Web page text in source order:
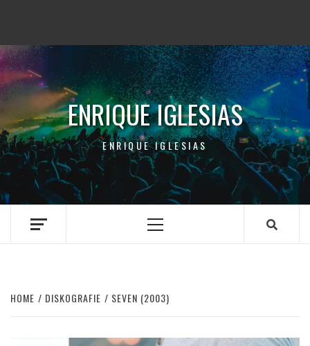
ENRIQUE IGLESIAS
ENRIQUE IGLESIAS
Primary
HOME DISKOGRAFIE SEVEN (2003)